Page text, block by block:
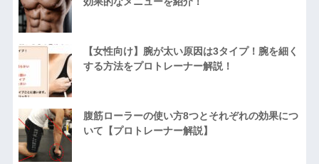
【女性向け】腕が太い原因は3タイプ！腕を細く
する方法をプロトレーナー解説！
腹筋ローラーの使い方8つとそれぞれの効果につ
いて【プロトレーナー解説】